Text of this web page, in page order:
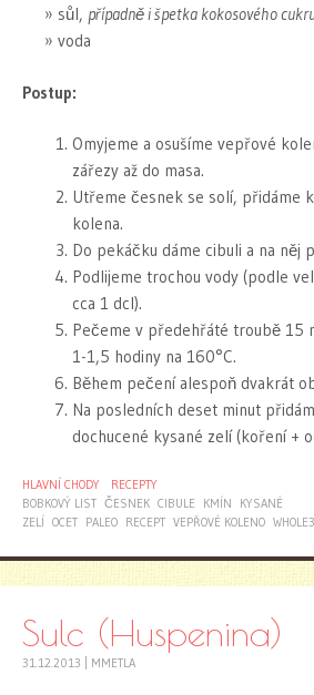
sůl, případně i špetka kokosového
voda
Postup:
Omyjeme a osušíme vepřové
zářezy až do masa.
Utřeme česnek se solí, přidáme
kolena.
Do pekáčku dáme cibuli a na něj
Podlijeme trochou vody (podle
cca 1 dcl).
Pečeme v předehřáté troubě 15
1-1,5 hodiny na 160°C.
Během pečení alespoň dvakrát
Na posledních deset minut
dochucené kysané zelí (koření +
HLAVNÍ CHODY
RECEPTY
BOBKOVÝ LIST ČESNEK CIBULE KMÍN
KYSANÉ
ZELÍ OCET PALEO RECEPT VEPŘOVÉ KOLENO
Sulc (Huspenina)
31.12.2013 MMETLA